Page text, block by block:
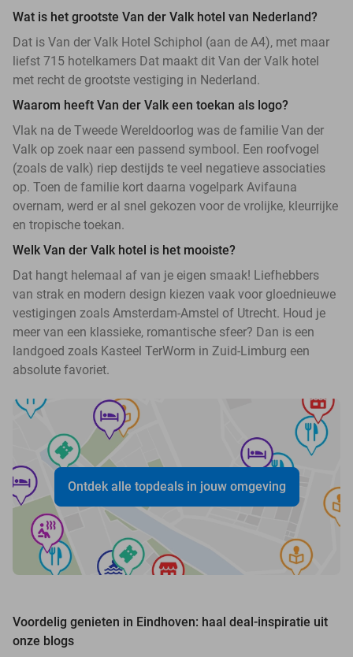
Wat is het grootste Van der Valk hotel van Nederland?
Dat is Van der Valk Hotel Schiphol (aan de A4), met maar
liefst 715 hotelkamers Dat maakt dit Van der Valk hotel
met recht de grootste vestiging in Nederland.
Waarom heeft Van der Valk een toekan als logo?
Vlak na de Tweede Wereldoorlog was de familie Van der
Valk op zoek naar een passend symbool. Een roofvogel
(zoals de valk) riep destijds te veel negatieve associaties
op. Toen de familie kort daarna vogelpark Avifauna
overnam, werd er al snel gekozen voor de vrolijke, kleurrijke
en tropische toekan.
Welk Van der Valk hotel is het mooiste?
Dat hangt helemaal af van je eigen smaak! Liefhebbers
van strak en modern design kiezen vaak voor gloednieuwe
vestigingen zoals Amsterdam-Amstel of Utrecht. Houd je
meer van een klassieke, romantische sfeer? Dan is een
landgoed zoals Kasteel TerWorm in Zuid-Limburg een
absolute favoriet.
Ontdek alle topdeals in jouw omgeving
Voordelig genieten in Eindhoven: haal deal-inspiratie uit
onze blogs